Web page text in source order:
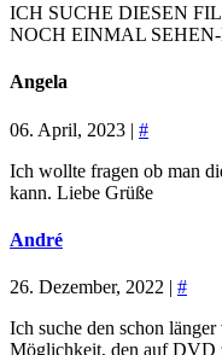
ICH SUCHE DIESEN
NOCH EINMAL
Angela
06. April, 2023 | #
Ich wollte fragen ob man
kann. Liebe Grüße
André
26. Dezember, 2022 | #
Ich suche den schon
Möglichkeit, den auf DVD